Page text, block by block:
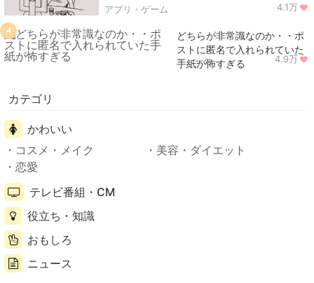
アプリ・ゲーム 4.1万
どちらが非常識なのか・・ポ
ストに匿名で入れられていた
手紙が怖すぎる
ニュース 4.9万
4
カテゴリ
かわいい
コスメ・メイク
美容・ダイエット
恋愛
テレビ番組・CM
役立ち・知識
おもしろ
ニュース